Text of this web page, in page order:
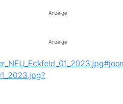
Anzeige
Anzeige